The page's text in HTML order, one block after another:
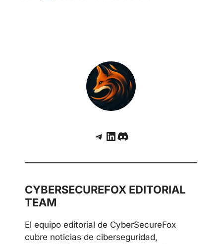
Telegram
LinkedIn
Discord
CYBERSECUREFOX EDITORIAL
TEAM
El equipo editorial de CyberSecureFox
cubre noticias de ciberseguridad,